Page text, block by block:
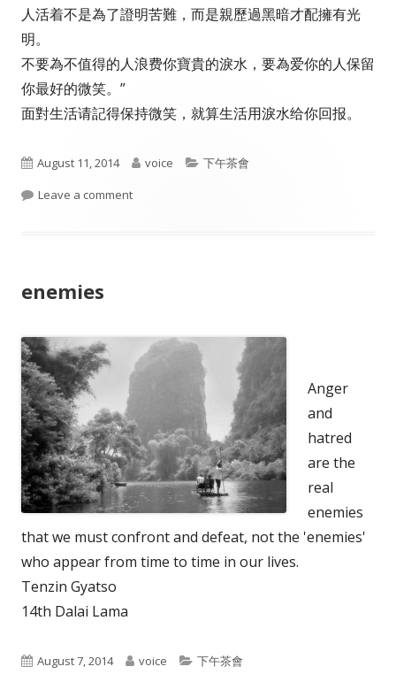
人活着不是為了證明苦難，而是親歷過黑暗才配擁有光
明。
不要為不值得的人浪费你寶貴的淚水，要為爱你的人保留
你最好的微笑。”
面對生活请記得保持微笑，就算生活用淚水给你回报。
Published
on
August 11, 2014 Author
voice Categories
下午茶會
Leave a commenton 微笑
enemies
Anger
and
hatred
are the
real
enemies
that we must confront and defeat, not the 'enemies'
who appear from time to time in our lives.
Tenzin Gyatso
14th Dalai Lama
Published
August 7, 2014 Author
voice Categories
下午茶會